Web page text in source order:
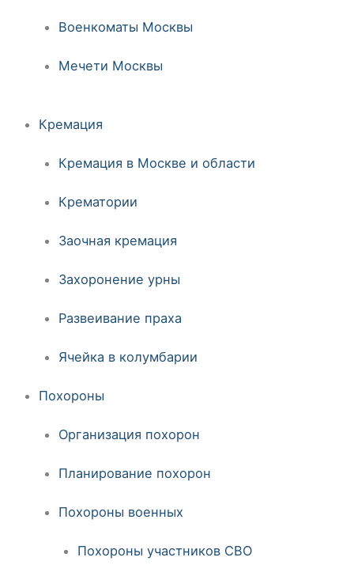
Военкоматы Москвы
Мечети Москвы
Кремация
Кремация в Москве и области
Крематории
Заочная кремация
Захоронение урны
Развеивание праха
Ячейка в колумбарии
Похороны
Организация похорон
Планирование похорон
Похороны военных
Похороны участников СВО